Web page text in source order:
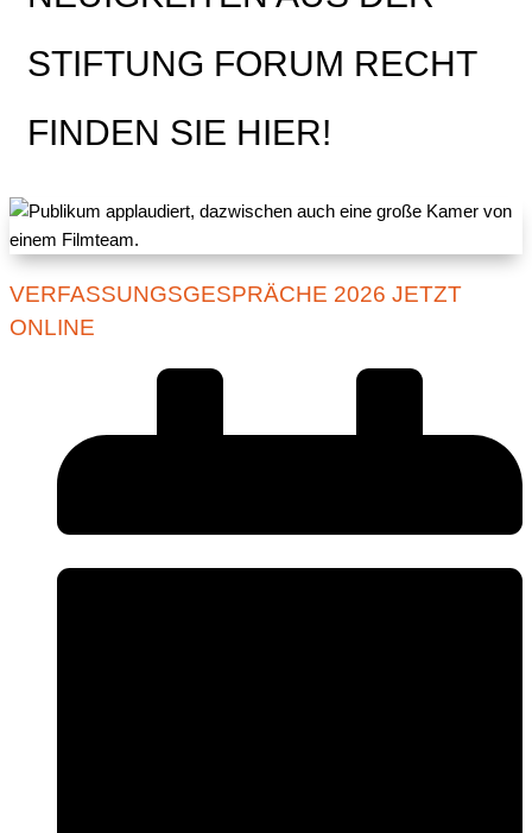
STIFTUNG FORUM RECHT
FINDEN SIE HIER!
VERFASSUNGSGESPRÄCHE 2026 JETZT
ONLINE